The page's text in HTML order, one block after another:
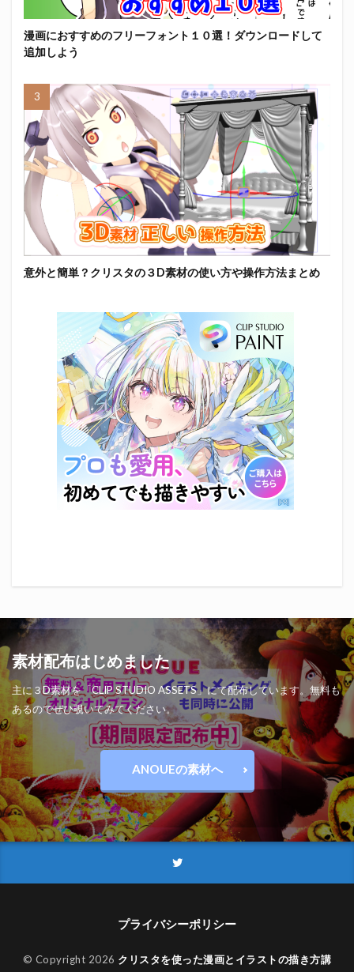
漫画におすすめのフリーフォント１０選！ダウンロードして
追加しよう
意外と簡単？クリスタの３D素材の使い方や操作方法まとめ
素材配布はじめました
主に３D素材を「CLIP STUDIO ASSETS」にて配布しています。無料も
あるのでぜひ覗いてみてください。
ANOUEの素材へ
プライバシーポリシー
© Copyright 2026 クリスタを使った漫画とイラストの描き方講